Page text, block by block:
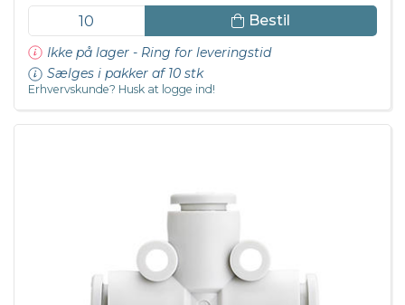
Bestil
Ikke på lager - Ring for leveringstid
Sælges i pakker af 10 stk
Erhvervskunde? Husk at logge ind!